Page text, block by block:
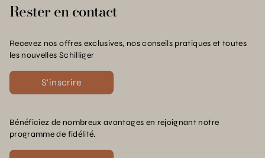
Rester en contact
Recevez nos offres exclusives, nos conseils pratiques et toutes
les nouvelles Schilliger
S'inscrire
Bénéficiez de nombreux avantages en rejoignant notre
programme de fidélité.